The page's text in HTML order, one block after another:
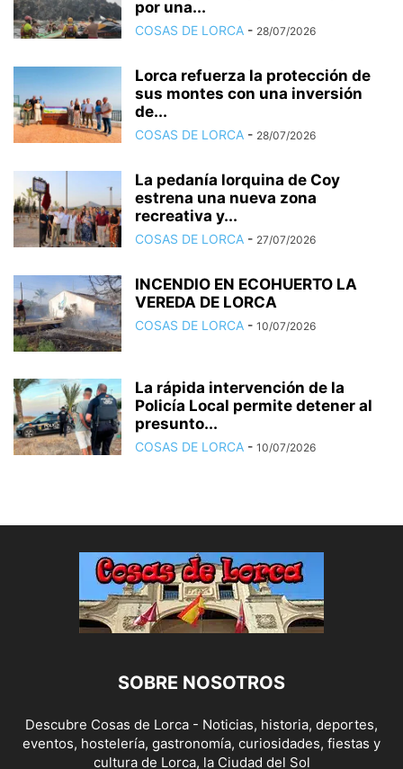
por una...
COSAS DE LORCA - 28/07/2026
Lorca refuerza la protección de
sus montes con una inversión
de...
COSAS DE LORCA - 28/07/2026
La pedanía lorquina de Coy
estrena una nueva zona
recreativa y...
COSAS DE LORCA - 27/07/2026
INCENDIO EN ECOHUERTO LA
VEREDA DE LORCA
COSAS DE LORCA - 10/07/2026
La rápida intervención de la
Policía Local permite detener al
presunto...
COSAS DE LORCA - 10/07/2026
SOBRE NOSOTROS
Descubre Cosas de Lorca - Noticias, historia, deportes,
eventos, hostelería, gastronomía, curiosidades, fiestas y
cultura de Lorca, la Ciudad del Sol